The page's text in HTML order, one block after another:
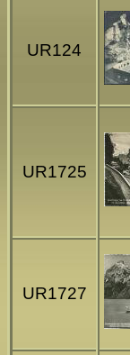
UR124
UR1725
UR1727